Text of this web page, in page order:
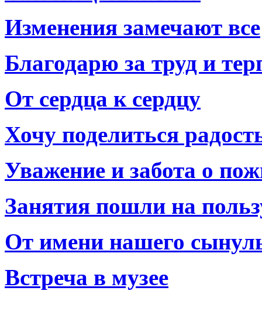
Изменения замечают все
Благодарю за труд и
От сердца к сердцу
Хочу поделиться
Уважение и забота о
Занятия пошли на
От имени нашего
Встреча в музее